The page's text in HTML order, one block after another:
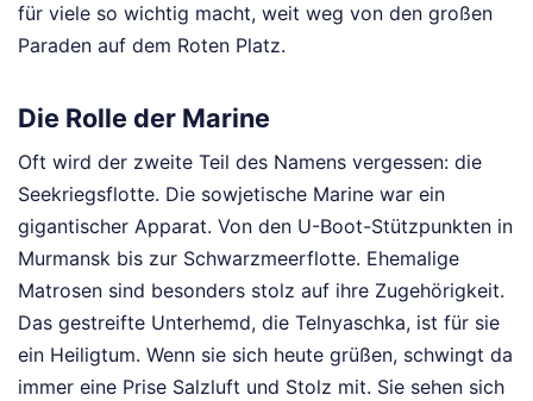
für viele so wichtig macht, weit weg von den großen
Paraden auf dem Roten Platz.
Die Rolle der Marine
Oft wird der zweite Teil des Namens vergessen: die
Seekriegsflotte. Die sowjetische Marine war ein
gigantischer Apparat. Von den U-Boot-Stützpunkten in
Murmansk bis zur Schwarzmeerflotte. Ehemalige
Matrosen sind besonders stolz auf ihre Zugehörigkeit.
Das gestreifte Unterhemd, die Telnyaschka, ist für sie
ein Heiligtum. Wenn sie sich heute grüßen, schwingt da
immer eine Prise Salzluft und Stolz mit. Sie sehen sich